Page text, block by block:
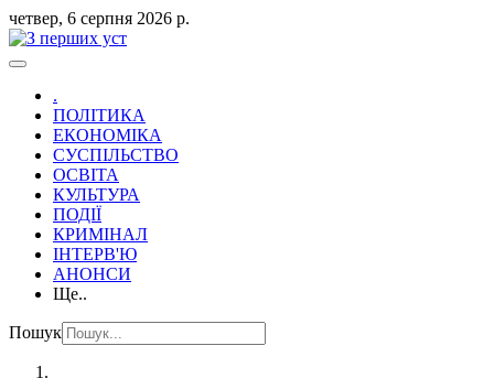
четвер, 6 серпня 2026 р.
.
ПОЛІТИКА
ЕКОНОМІКА
СУСПІЛЬСТВО
ОСВІТА
КУЛЬТУРА
ПОДІЇ
КРИМІНАЛ
ІНТЕРВ'Ю
АНОНСИ
Ще..
Пошук